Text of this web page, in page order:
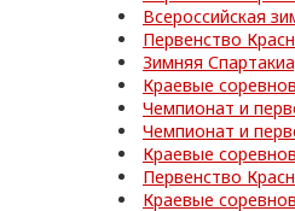
Всероссийская
Первенство
Зимняя
Краевые
Чемпионат и
Чемпионат и
Краевые
Первенство
Краевые